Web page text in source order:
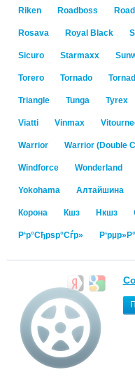
Riken Roadboss
Rosava Royal Black
Sicuro Starmaxx
Torero Tornado
Triangle Tunga Tyrex
Viatti Vinmax
Warrior Warrior (Double
Windforce Wonderland
Yokohama Алтайшина
Корона Кшз Нкшз
Р‘р°Сђрѕр°Сѓр»